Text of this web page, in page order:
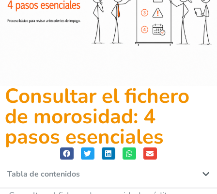
Consultar el fichero
de morosidad: 4
pasos esenciales
Tabla de contenidos